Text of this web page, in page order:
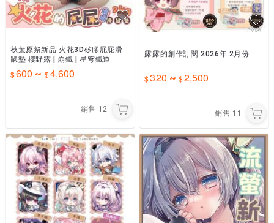
秋葉原祭新品 火花3D矽膠屁屁滑
鼠墊 櫻野露 | 崩鐵 | 星穹鐵道
600 ~ 4,600
銷售 12
露露的創作訂閱 2026年 2月份
320 ~ 2,500
銷售 11